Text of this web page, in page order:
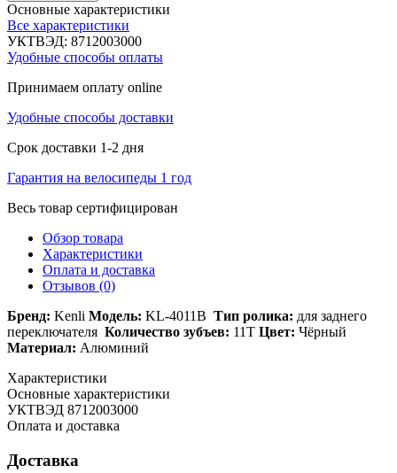
Основные характеристики
Все характеристики
УКТВЭД: 8712003000
Удобные способы оплаты
Принимаем оплату online
Удобные способы доставки
Срок доставки 1-2 дня
Гарантия на велосипеды 1 год
Весь товар сертифицирован
Обзор товара
Характеристики
Оплата и доставка
Отзывов (0)
Бренд: Kenli Модель: KL-4011B Тип ролика: для заднего
переключателя Количество зубъев: 11Т Цвет: Чёрный
Материал: Алюминий
Характеристики
Основные характеристики
УКТВЭД 8712003000
Оплата и доставка
Доставка